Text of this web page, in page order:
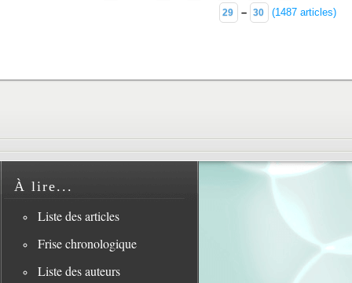
29 – 30 (1487 articles)
À lire...
Liste des articles
Frise chronologique
Liste des auteurs